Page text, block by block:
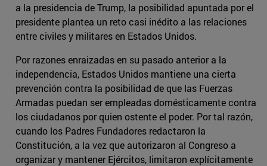
a la presidencia de Trump, la posibilidad apuntada por el
presidente plantea un reto casi inédito a las relaciones
entre civiles y militares en Estados Unidos.
Por razones enraizadas en su pasado anterior a la
independencia, Estados Unidos mantiene una cierta
prevención contra la posibilidad de que las Fuerzas
Armadas puedan ser empleadas domésticamente contra
los ciudadanos por quien ostente el poder. Por tal razón,
cuando los Padres Fundadores redactaron la
Constitución, a la vez que autorizaron al Congreso a
organizar y mantener Ejércitos, limitaron explícitamente